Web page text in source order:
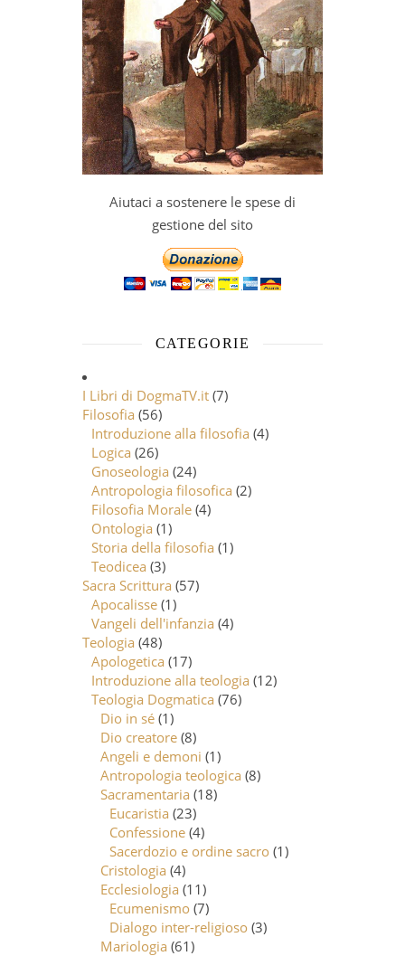
Aiutaci a sostenere le spese di
gestione del sito
CATEGORIE
I Libri di DogmaTV.it (7)
Filosofia (56)
Introduzione alla filosofia (4)
Logica (26)
Gnoseologia (24)
Antropologia filosofica (2)
Filosofia Morale (4)
Ontologia (1)
Storia della filosofia (1)
Teodicea (3)
Sacra Scrittura (57)
Apocalisse (1)
Vangeli dell'infanzia (4)
Teologia (48)
Apologetica (17)
Introduzione alla teologia (12)
Teologia Dogmatica (76)
Dio in sé (1)
Dio creatore (8)
Angeli e demoni (1)
Antropologia teologica (8)
Sacramentaria (18)
Eucaristia (23)
Confessione (4)
Sacerdozio e ordine sacro (1)
Cristologia (4)
Ecclesiologia (11)
Ecumenismo (7)
Dialogo inter-religioso (3)
Mariologia (61)